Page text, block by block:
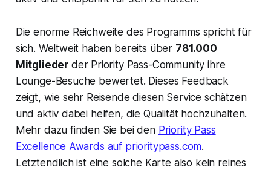
Die enorme Reichweite des Programms spricht für
sich. Weltweit haben bereits über 781.000
Mitglieder der Priority Pass-Community ihre
Lounge-Besuche bewertet. Dieses Feedback
zeigt, wie sehr Reisende diesen Service schätzen
und aktiv dabei helfen, die Qualität hochzuhalten.
Mehr dazu finden Sie bei den Priority Pass
Excellence Awards auf prioritypass.com.
Letztendlich ist eine solche Karte also kein reines